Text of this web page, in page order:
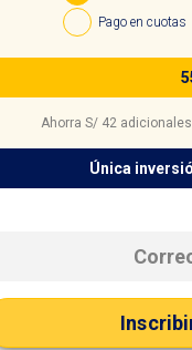
Pago en cuotas
Ahorra S/ 42
Única